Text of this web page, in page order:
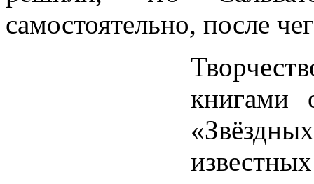
самостоятельно, после
книгами